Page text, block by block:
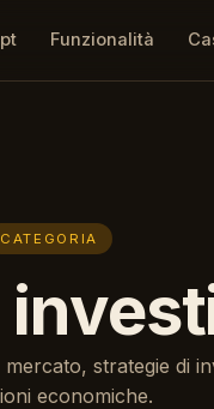
Funzionalità
CATEGORIA
strategie di
economiche.